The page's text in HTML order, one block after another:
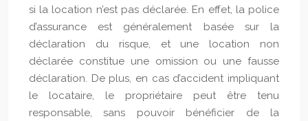
si la location n’est pas déclarée. En effet, la police
d’assurance est généralement basée sur la
déclaration du risque, et une location non
déclarée constitue une omission ou une fausse
déclaration. De plus, en cas d’accident impliquant
le locataire, le propriétaire peut être tenu
responsable, sans pouvoir bénéficier de la